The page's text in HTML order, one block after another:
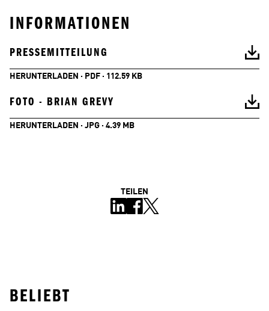
INFORMATIONEN
PRESSEMITTEILUNG
HERUNTERLADEN · PDF · 112.59 KB
FOTO - BRIAN GREVY
HERUNTERLADEN · JPG · 4.39 MB
TEILEN
BELIEBT